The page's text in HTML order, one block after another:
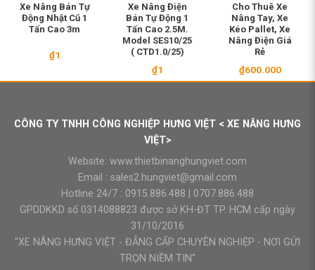
Xe Nâng Bán Tự
Động Nhật Cũ 1
Tấn Cao 3m
₫1
Xe Nâng Điện
Bán Tự Động 1
Tấn Cao 2.5M.
Model SES10/25
( CTD1.0/25)
₫1
Cho Thuê Xe
Nâng Tay, Xe
Kéo Pallet, Xe
Nâng Điện Giá
Rẻ
₫600.000
CÔNG TY TNHH CÔNG NGHIỆP HƯNG VIỆT < XE NÂNG HƯNG
VIỆT>
Website: www.thietbinanghungviet.com
Email : sales2.hungviet@gmail.com
Hotline 24/7 : 0915.886.488
0707.886.488
GPDDKKD số 0314088823 được sở KH-ĐT TP. HCM cấp ngày
31/10/2016
"XE NÂNG HƯNG VIỆT - ĐẲNG CẤP CHUYÊN NGHIỆP - NƠI GỬI
TRỌN NIỀM TIN"